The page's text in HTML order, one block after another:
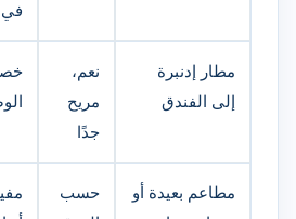
في
مطار إدنبرة
إلى الفندق
نعم،
مريح
جدًا
مطاعم بعيدة أو
حسب